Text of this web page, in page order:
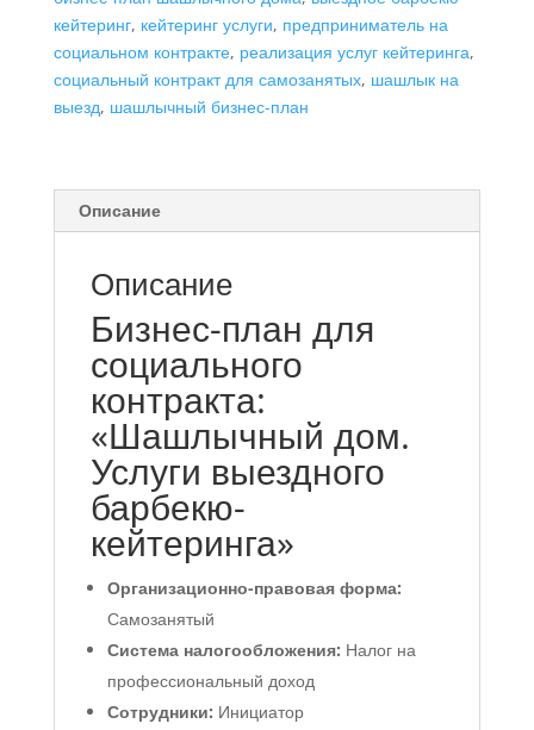
выездного
барбекю-
кейтеринга",
самозанятость
кейтеринг, кейтеринг услуги, предприниматель на
социальном контракте, реализация услуг кейтеринга,
социальный контракт для самозанятых, шашлык на
выезд, шашлычный бизнес-план
Описание
Описание
Бизнес-план для
социального
контракта:
«Шашлычный дом.
Услуги выездного
барбекю-
кейтеринга»
Организационно-правовая форма:
Самозанятый
Система налогообложения: Налог на
профессиональный доход
Сотрудники: Инициатор